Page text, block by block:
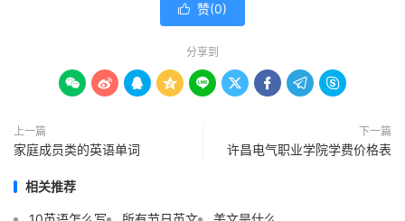
 赞(0)
分享到
        
上一篇
家庭成员类的英语单词
下一篇
许昌电气职业学院学费价格表
相关推荐